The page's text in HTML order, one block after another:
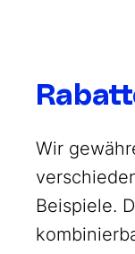
Wir
Beispiele.